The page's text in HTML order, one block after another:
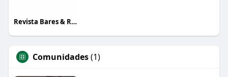
Revista Bares & Restaurantes
Comunidades(1)